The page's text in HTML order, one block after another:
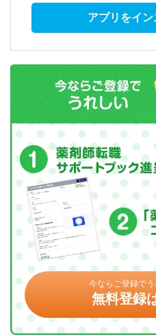
アプリをイ
今ならご登録でう
無料登録